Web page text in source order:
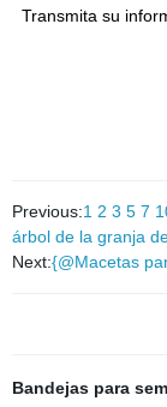
Transmita su
Previous:1 2 3 5 7
árbol de la granja
Next:{@Macetas
Bandejas para